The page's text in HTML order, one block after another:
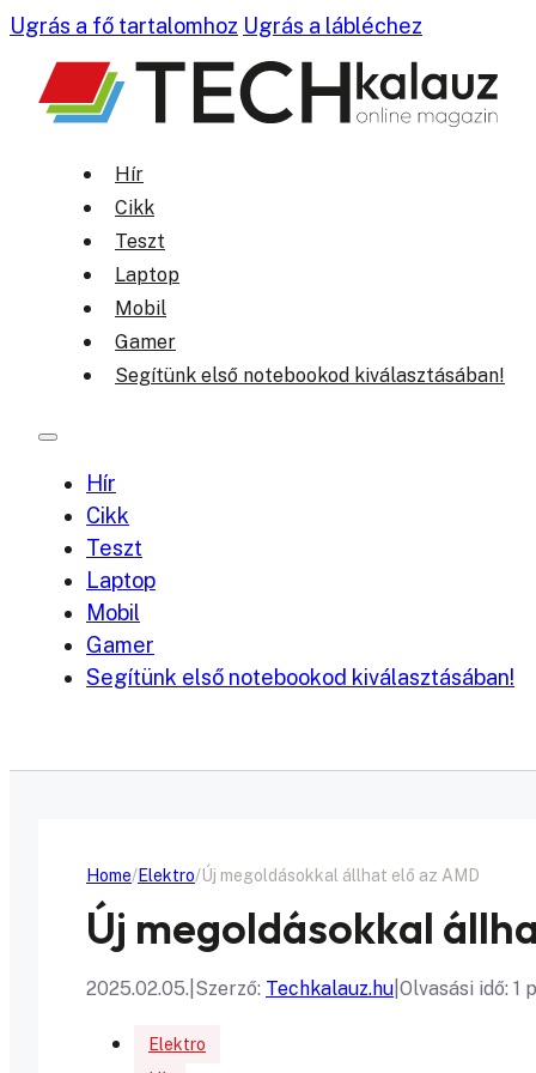
Ugrás a fő tartalomhoz Ugrás a lábléchez
Hír
Cikk
Teszt
Laptop
Mobil
Gamer
Segítünk első notebookod kiválasztásában!
Hír
Cikk
Teszt
Laptop
Mobil
Gamer
Segítünk első notebookod kiválasztásában!
Home Elektro Új megoldásokkal állhat elő az AMD
Új megoldásokkal
2025.02.05. Szerző: Techkalauz.hu Olvasási idő: 1
Elektro